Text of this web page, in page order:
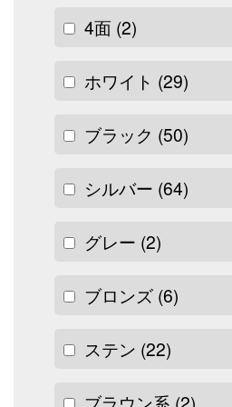
4面 (2)
ホワイト (29)
ブラック (50)
シルバー (64)
グレー (2)
ブロンズ (6)
ステン (22)
ブラウン系 (2)